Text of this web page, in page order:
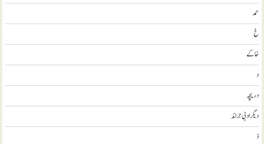
حمد
خ
خاکے
د
دریچہ
ديگر ادبی جرائد
ذ